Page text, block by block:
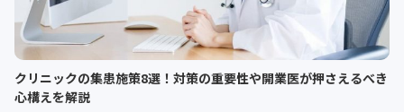
クリニックの集患施策8選！対策の重要性や開業医が押さえるべき
心構えを解説